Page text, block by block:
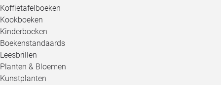
Koffietafelboeken
Kookboeken
Kinderboeken
Boekenstandaards
Leesbrillen
Planten & Bloemen
Kunstplanten